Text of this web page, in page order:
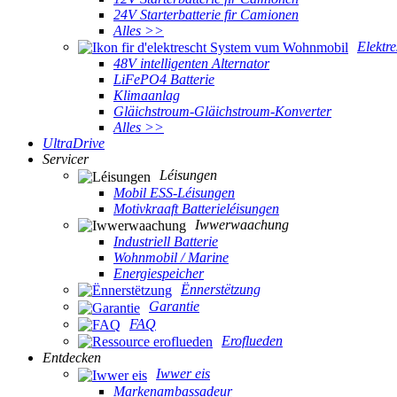
24V Starterbatterie fir Camionen
Alles >>
48V intelligenten Alternator
LiFePO4 Batterie
Klimaanlag
Gläichstroum-Gläichstroum-Konverter
Alles >>
UltraDrive
Servicer
Léisungen
Mobil ESS-Léisungen
Motivkraaft Batterieléisungen
Iwwerwaachung
Industriell Batterie
Wohnmobil / Marine
Energiespeicher
Ënnerstëtzung
Garantie
FAQ
Eroflueden
Entdecken
Iwwer eis
Markenambassadeur